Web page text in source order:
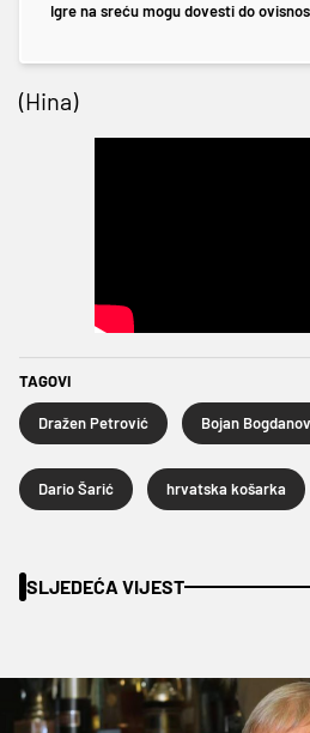
Igre na sreću mogu dovesti do
(Hina)
TAGOVI
Dražen Petrović Bojan
Dario Šarić hrvatska košarka
SLJEDEĆA VIJEST